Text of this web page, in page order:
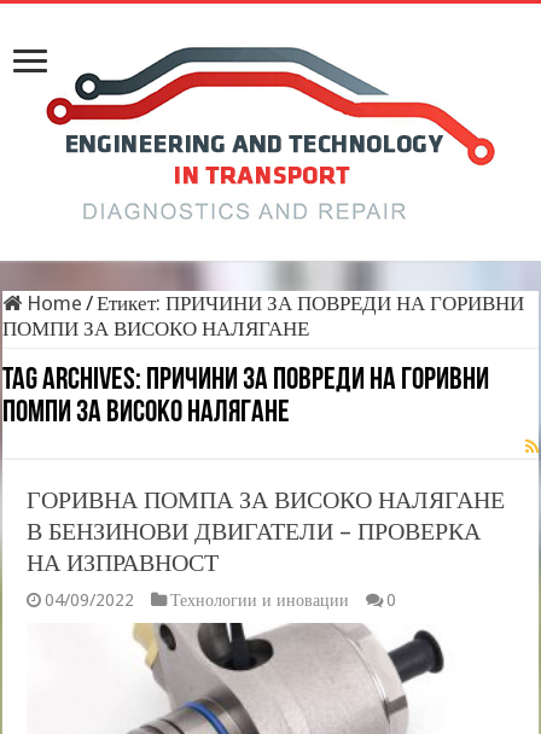
Home /Етикет:ПРИЧИНИ ЗА ПОВРЕДИ НА ГОРИВНИ
ПОМПИ ЗА ВИСОКО НАЛЯГАНЕ
Tag Archives: ПРИЧИНИ ЗА ПОВРЕДИ НА ГОРИВНИ
ПОМПИ ЗА ВИСОКО НАЛЯГАНЕ
ГОРИВНА ПОМПА ЗА ВИСОКО НАЛЯГАНЕ
В БЕНЗИНОВИ ДВИГАТЕЛИ – ПРОВЕРКА
НА ИЗПРАВНОСТ
04/09/2022 Технологии и иновации 0